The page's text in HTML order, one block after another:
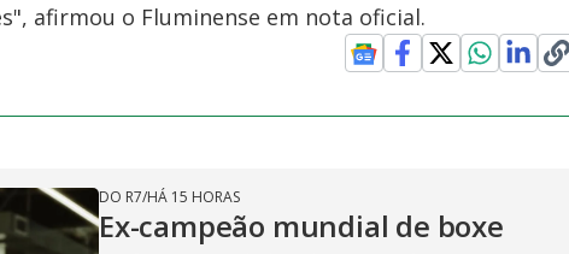
afirmou o Fluminense em nota oficial.
DO R7/HÁ 15 HORAS
Ex-campeão mundial de boxe